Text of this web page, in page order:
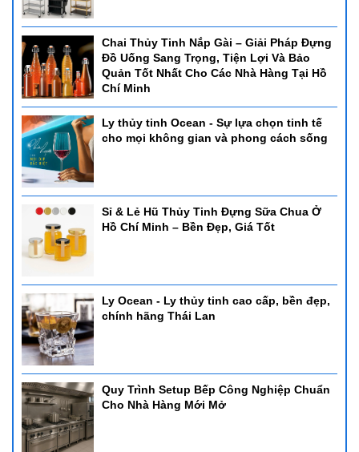
Chai Thủy Tinh Nắp Gài – Giải Pháp Đựng
Đồ Uống Sang Trọng, Tiện Lợi Và Bảo
Quản Tốt Nhất Cho Các Nhà Hàng Tại Hồ
Chí Minh
Ly thủy tinh Ocean - Sự lựa chọn tinh tế
cho mọi không gian và phong cách sống
Sỉ & Lẻ Hũ Thủy Tinh Đựng Sữa Chua Ở
Hồ Chí Minh – Bền Đẹp, Giá Tốt
Ly Ocean - Ly thủy tinh cao cấp, bền đẹp,
chính hãng Thái Lan
Quy Trình Setup Bếp Công Nghiệp Chuẩn
Cho Nhà Hàng Mới Mở